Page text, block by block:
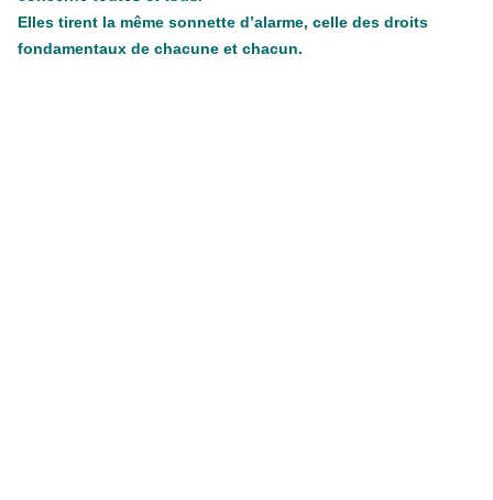
Elles tirent la même sonnette d’alarme, celle des droits
fondamentaux de chacune et chacun.